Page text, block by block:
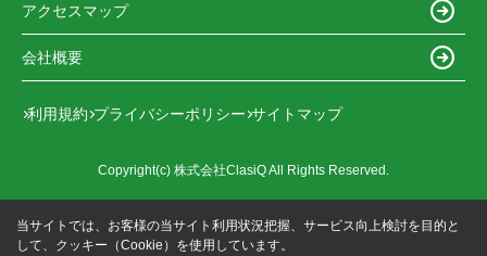
アクセスマップ
会社概要
利用規約 プライバシーポリシー サイトマップ
Copyright(c) 株式会社ClasiQ All Rights Reserved.
当サイトでは、お客様の当サイト利用状況把握、サービス向上検討を目的と
して、クッキー（Cookie）を使用しています。